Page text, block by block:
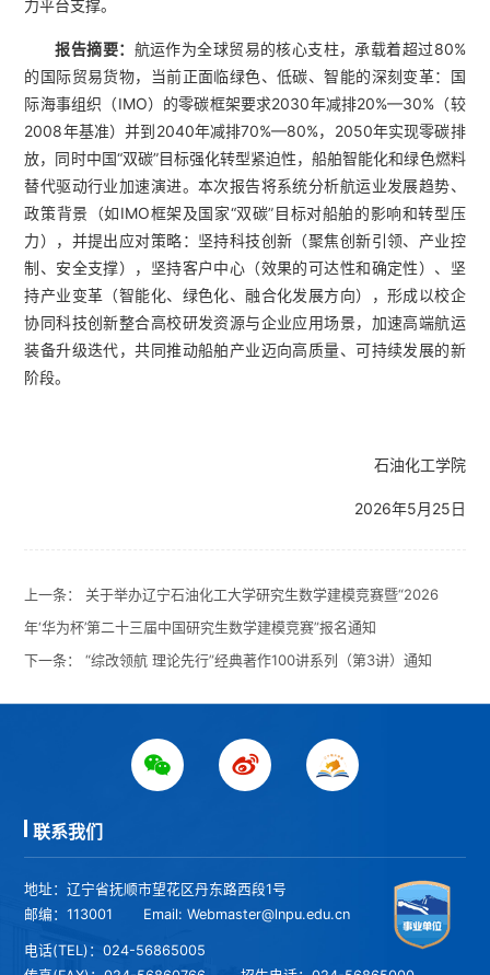
力平台支撑。
报告摘要： 航运作为全球贸易的核心支柱，承载着超过80%
的国际贸易货物，当前正面临绿色、低碳、智能的深刻变革：国
际海事组织（IMO）的零碳框架要求2030年减排20%—30%（较
2008年基准）并到2040年减排70%—80%，2050年实现零碳排
放，同时中国“双碳”目标强化转型紧迫性，船舶智能化和绿色燃料
替代驱动行业加速演进。本次报告将系统分析航运业发展趋势、
政策背景（如IMO框架及国家“双碳”目标对船舶的影响和转型压
力），并提出应对策略：坚持科技创新（聚焦创新引领、产业控
制、安全支撑），坚持客户中心（效果的可达性和确定性）、坚
持产业变革（智能化、绿色化、融合化发展方向），形成以校企
协同科技创新整合高校研发资源与企业应用场景，加速高端航运
装备升级迭代，共同推动船舶产业迈向高质量、可持续发展的新
阶段。
石油化工学院
2026年5月25日
上一条： 关于举办辽宁石油化工大学研究生数学建模竞赛暨“2026
年‘华为杯’第二十三届中国研究生数学建模竞赛”报名通知
下一条：“综改领航 理论先行”经典著作100讲系列（第3讲）通知
联系我们
地址：辽宁省抚顺市望花区丹东路西段1号
邮编：113001
Email: Webmaster@lnpu.edu.cn
电话(TEL)：024-56865005